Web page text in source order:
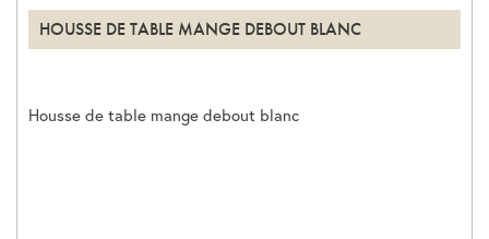
HOUSSE DE TABLE MANGE DEBOUT BLANC
Housse de table mange debout blanc